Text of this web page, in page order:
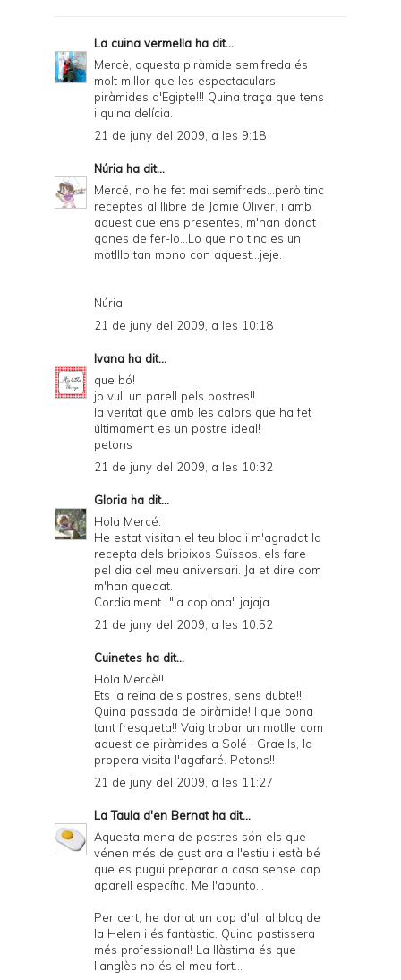
i
e
n
d
l
y
a
P
D
La cuina vermella ha dit...
Mercè, aquesta piràmide semifreda és
molt millor que les espectaculars
piràmides d'Egipte!!! Quina traça que tens
i quina delícia.
21 de juny del 2009, a les 9:18
Núria ha dit...
Mercé, no he fet mai semifreds...però tinc
receptes al llibre de Jamie Oliver, i amb
aquest que ens presentes, m'han donat
ganes de fer-lo...Lo que no tinc es un
motlllo tan mono con aquest...jeje.
Núria
21 de juny del 2009, a les 10:18
Ivana ha dit...
que bó!
jo vull un parell pels postres!!
la veritat que amb les calors que ha fet
últimament es un postre ideal!
petons
21 de juny del 2009, a les 10:32
Gloria ha dit...
Hola Mercé:
He estat visitan el teu bloc i m'agradat la
recepta dels brioixos Suïssos. els fare
pel dia del meu aniversari. Ja et dire com
m'han quedat.
Cordialment..."la copiona" jajaja
21 de juny del 2009, a les 10:52
Cuinetes ha dit...
Hola Mercè!!
Ets la reina dels postres, sens dubte!!!
Quina passada de piràmide! I que bona
tant fresqueta!! Vaig trobar un motlle com
aquest de piràmides a Solé i Graells, la
propera visita l'agafaré. Petons!!
21 de juny del 2009, a les 11:27
La Taula d'en Bernatha dit...
Aquesta mena de postres són els que
vénen més de gust ara a l'estiu i està bé
que es pugui preparar a casa sense cap
aparell específic. Me l'apunto...
Per cert, he donat un cop d'ull al blog de
la Helen i és fantàstic. Quina pastissera
més professional! La llàstima és que
l'anglès no és el meu fort...